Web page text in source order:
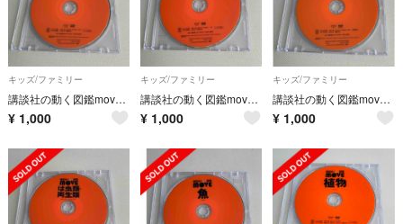
キッズ/ファミリー
講談社の動く図鑑move危険生物 DVD
¥ 1,000
キッズ/ファミリー
講談社の動く図鑑move動物 DVD
¥ 1,000
キッズ/ファミリー
講談社の動く図鑑move宇宙 DVD
¥ 1,000